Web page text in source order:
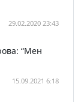
29.02.2020 23:43
“Мен
15.09.2021 6:18